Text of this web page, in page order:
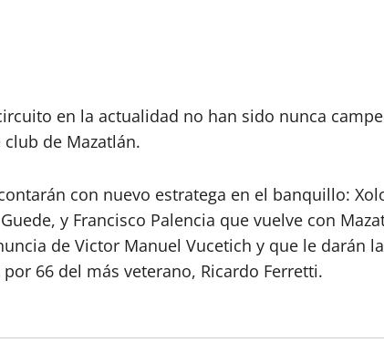
en la actualidad no han sido nunca
club de Mazatlán.
con nuevo estratega en el banquillo:
y Francisco Palencia que vuelve con
de Victor Manuel Vucetich y que le darán
66 del más veterano, Ricardo Ferretti.